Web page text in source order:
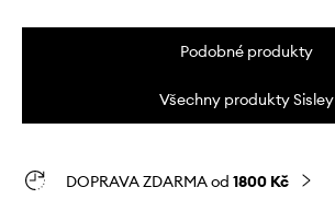
Podobné produkty
Všechny produkty Sisley
DOPRAVA ZDARMA od 1800 Kč